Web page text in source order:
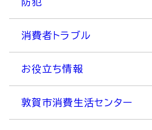
消費者トラブル
お役立ち情報
敦賀市消費生活センター